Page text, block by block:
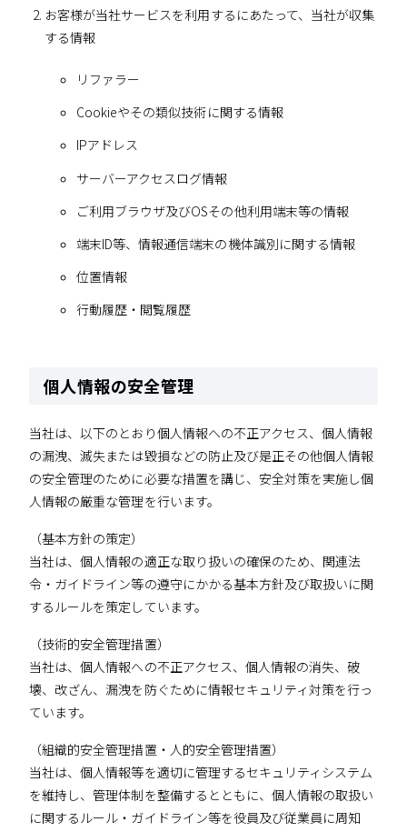
お客様が当社サービスを利用するにあたって、当社が収集
する情報
リファラー
Cookieやその類似技術に関する情報
IPアドレス
サーバーアクセスログ情報
ご利用ブラウザ及びOSその他利用端末等の情報
端末ID等、情報通信端末の機体識別に関する情報
位置情報
行動履歴・閲覧履歴
個人情報の安全管理
当社は、以下のとおり個人情報への不正アクセス、個人情報
の漏洩、滅失または毀損などの防止及び是正その他個人情報
の安全管理のために必要な措置を講じ、安全対策を実施し個
人情報の厳重な管理を行います。
（基本方針の策定）
当社は、個人情報の適正な取り扱いの確保のため、関連法
令・ガイドライン等の遵守にかかる基本方針及び取扱いに関
するルールを策定しています。
（技術的安全管理措置）
当社は、個人情報への不正アクセス、個人情報の消失、破
壊、改ざん、漏洩を防ぐために情報セキュリティ対策を行っ
ています。
（組織的安全管理措置・人的安全管理措置）
当社は、個人情報等を適切に管理するセキュリティシステム
を維持し、管理体制を整備するとともに、個人情報の取扱い
に関するルール・ガイドライン等を役員及び従業員に周知